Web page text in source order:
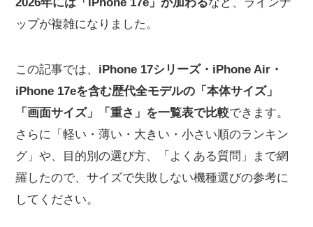
2026年には「iPhone 17e」が加わるなど、ラインナ
ップが複雑になりました。
この記事では、 iPhone 17シリーズ・iPhone Air・
iPhone 17eを含む歴代全モデルの「本体サイズ」
「画面サイズ」「重さ」を一覧表で比較できます。
さらに「軽い・薄い・大きい・小さい順のランキン
グ」や、目的別の選び方、「よくある質問」まで網
羅したので、サイズで失敗しない機種選びの参考に
してください。